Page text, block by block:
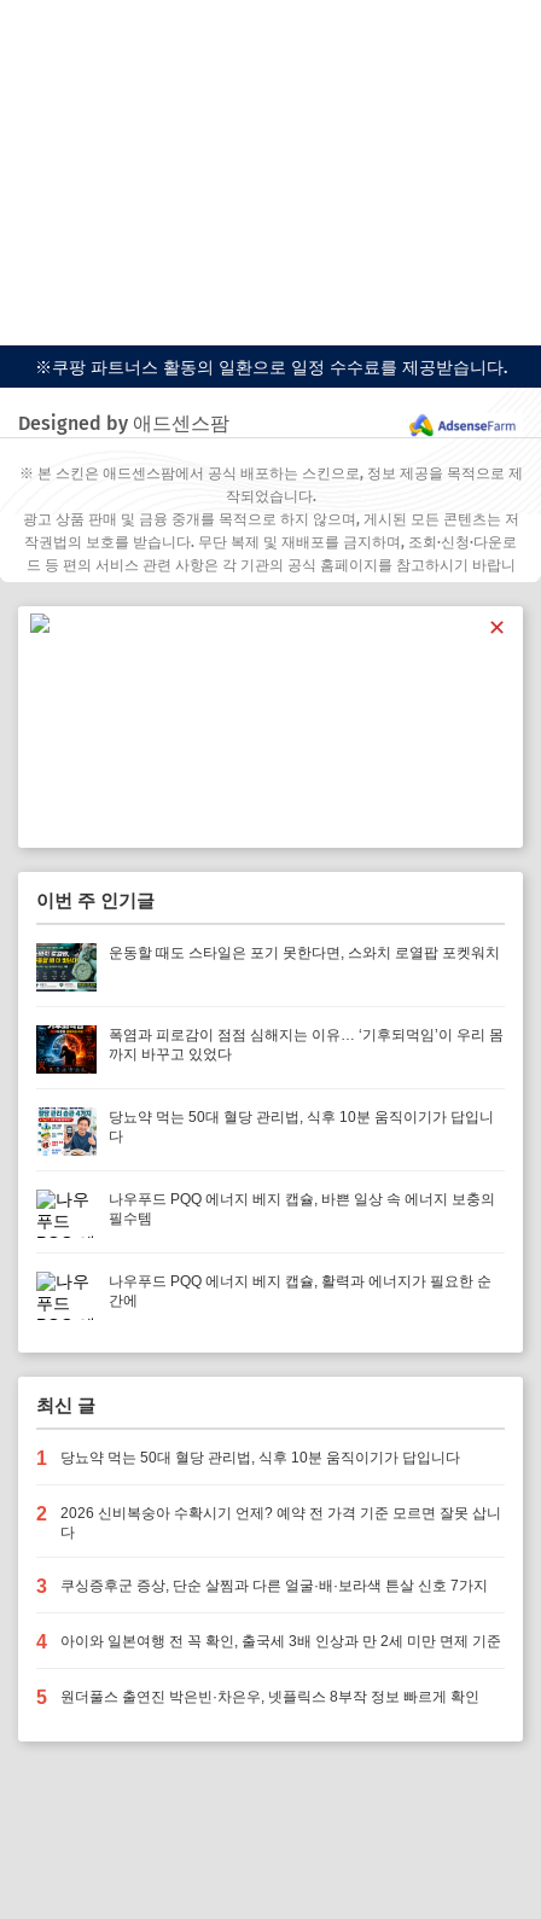
※쿠팡 파트너스 활동의 일환으로 일정 수수료를 제공받습니다.
Designed by 애드센스팜
※ 본 스킨은 애드센스팜에서 공식 배포하는 스킨으로, 정보 제공을 목적으로 제
작되었습니다.
광고 상품 판매 및 금융 중개를 목적으로 하지 않으며, 게시된 모든 콘텐츠는 저
작권법의 보호를 받습니다. 무단 복제 및 재배포를 금지하며, 조회·신청·다운로
드 등 편의 서비스 관련 사항은 각 기관의 공식 홈페이지를 참고하시기 바랍니
✕
이번 주 인기글
운동할 때도 스타일은 포기 못한다면, 스와치 로열팝 포켓워치
폭염과 피로감이 점점 심해지는 이유… ‘기후되먹임’이 우리 몸
까지 바꾸고 있었다
당뇨약 먹는 50대 혈당 관리법, 식후 10분 움직이기가 답입니
다
나우푸드 PQQ 에너지 베지 캡슐, 바쁜 일상 속 에너지 보충의
필수템
나우푸드 PQQ 에너지 베지 캡슐, 활력과 에너지가 필요한 순
간에
최신 글
1 당뇨약 먹는 50대 혈당 관리법, 식후 10분 움직이기가 답입니다
2
2026 신비복숭아 수확시기 언제? 예약 전 가격 기준 모르면 잘못 삽니
다
3 쿠싱증후군 증상, 단순 살찜과 다른 얼굴·배·보라색 튼살 신호 7가지
4 아이와 일본여행 전 꼭 확인, 출국세 3배 인상과 만 2세 미만 면제 기준
5 원더풀스 출연진 박은빈·차은우, 넷플릭스 8부작 정보 빠르게 확인